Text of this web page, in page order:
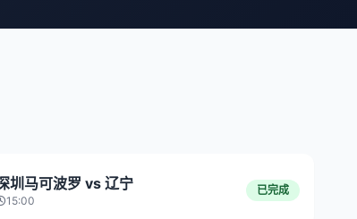
圳马可波罗 vs 辽宁
15:00
已完成